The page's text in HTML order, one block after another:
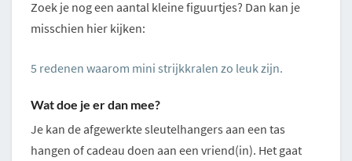
Zoek je nog een aantal kleine figuurtjes? Dan kan je
misschien hier kijken:
5 redenen waarom mini strijkkralen zo leuk zijn.
Wat doe je er dan mee?
Je kan de afgewerkte sleutelhangers aan een tas
hangen of cadeau doen aan een vriend(in). Het gaat